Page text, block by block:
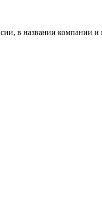
в названии компании и